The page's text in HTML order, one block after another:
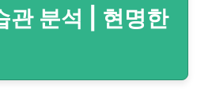
관 분석 | 현명한